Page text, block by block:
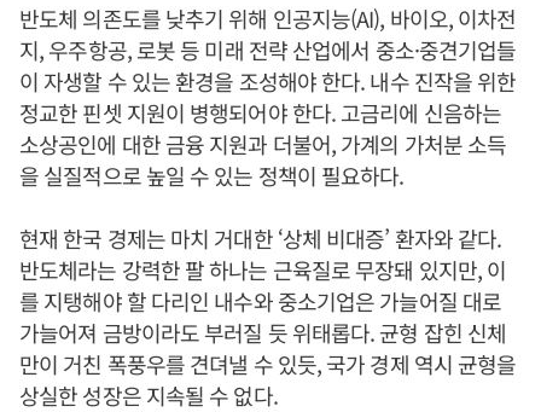
반도체 의존도를 낮추기 위해 인공지능(AI), 바이오, 이차전
지, 우주항공, 로봇 등 미래 전략 산업에서 중소·중견기업들
이 자생할 수 있는 환경을 조성해야 한다. 내수 진작을 위한
정교한 핀셋 지원이 병행되어야 한다. 고금리에 신음하는
소상공인에 대한 금융 지원과 더불어, 가계의 가처분 소득
을 실질적으로 높일 수 있는 정책이 필요하다.
현재 한국 경제는 마치 거대한 ‘상체 비대증’ 환자와 같다.
반도체라는 강력한 팔 하나는 근육질로 무장돼 있지만, 이
를 지탱해야 할 다리인 내수와 중소기업은 가늘어질 대로
가늘어져 금방이라도 부러질 듯 위태롭다. 균형 잡힌 신체
만이 거친 폭풍우를 견뎌낼 수 있듯, 국가 경제 역시 균형을
상실한 성장은 지속될 수 없다.